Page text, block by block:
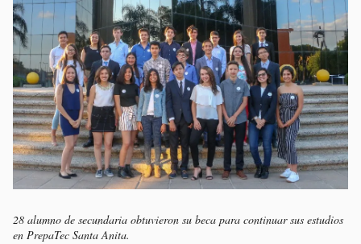
28 alumno de secundaria obtuvieron su beca para continuar sus estudios
en PrepaTec Santa Anita.